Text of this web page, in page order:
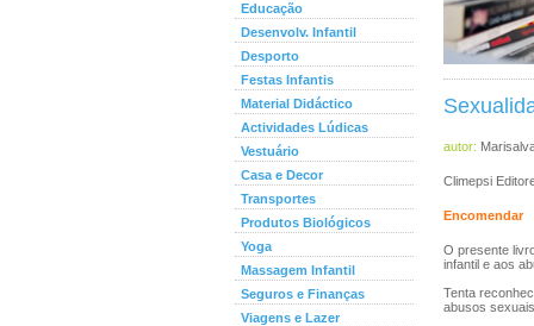
Educação
Desenvolv. Infantil
Desporto
Festas Infantis
Material Didáctico
Actividades Lúdicas
Vestuário
Casa e Decor
Transportes
Produtos Biológicos
Yoga
Massagem Infantil
Seguros e Finanças
Viagens e Lazer
autor:
Climepsi
Encomendar
O presente
infantil e aos
Tenta
abusos